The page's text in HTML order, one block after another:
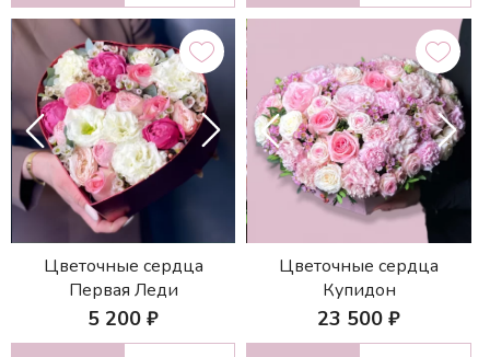
Цветочные сердца
Первая Леди
5 200 ₽
Цветочные сердца
Купидон
23 500 ₽